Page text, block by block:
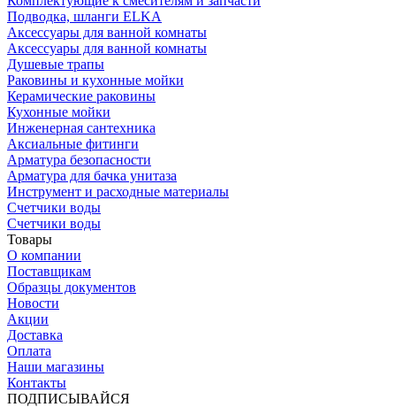
Подводка, шланги ELKA
Аксессуары для ванной комнаты
Аксессуары для ванной комнаты
Душевые трапы
Раковины и кухонные мойки
Керамические раковины
Кухонные мойки
Инженерная сантехника
Аксиальные фитинги
Арматура безопасности
Арматура для бачка унитаза
Инструмент и расходные материалы
Счетчики воды
Счетчики воды
Товары
О компании
Поставщикам
Образцы документов
Новости
Акции
Доставка
Оплата
Наши магазины
Контакты
ПОДПИСЫВАЙСЯ